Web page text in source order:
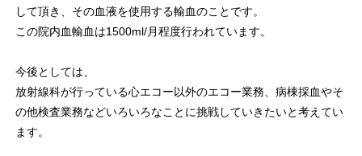
して頂き、その血液を使用する輸血のことです。
この院内血輸血は1500ml/月程度行われています。
今後としては、
放射線科が行っている心エコー以外のエコー業務、病棟採血やそ
の他検査業務などいろいろなことに挑戦していきたいと考えてい
ます。